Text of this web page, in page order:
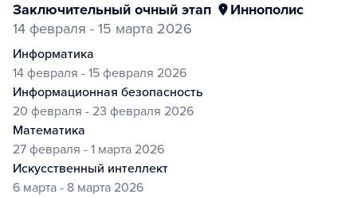
заключительный очный этап
Иннополис
14 февраля - 15 марта 2026
информатика
14 февраля - 15 февраля 2026
информационная безопасность
20 февраля - 23 февраля 2026
математика
27 февраля - 1 марта 2026
искусственный интеллект
6 марта - 8 марта 2026